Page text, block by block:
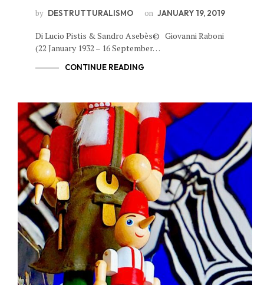
by DESTRUTTURALISMO on JANUARY 19, 2019
Di Lucio Pistis & Sandro Asebès© Giovanni Raboni
(22 January 1932 – 16 September…
CONTINUE READING